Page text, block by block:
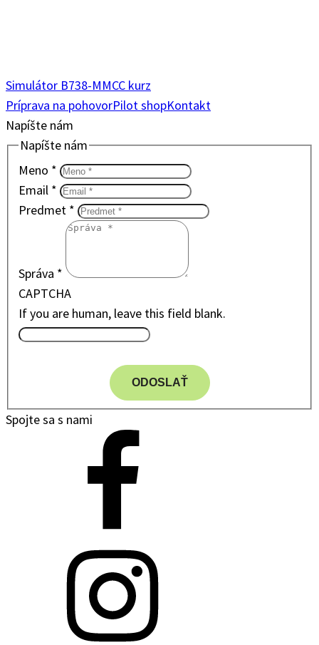
Simulátor B738-MMCC kurz
Príprava na pohovorPilot shopKontakt
Napíšte nám
Napíšte nám
Meno *
Email *
Predmet *
Správa *
CAPTCHA
If you are human, leave this field blank.
ODOSLAŤ
Spojte sa s nami